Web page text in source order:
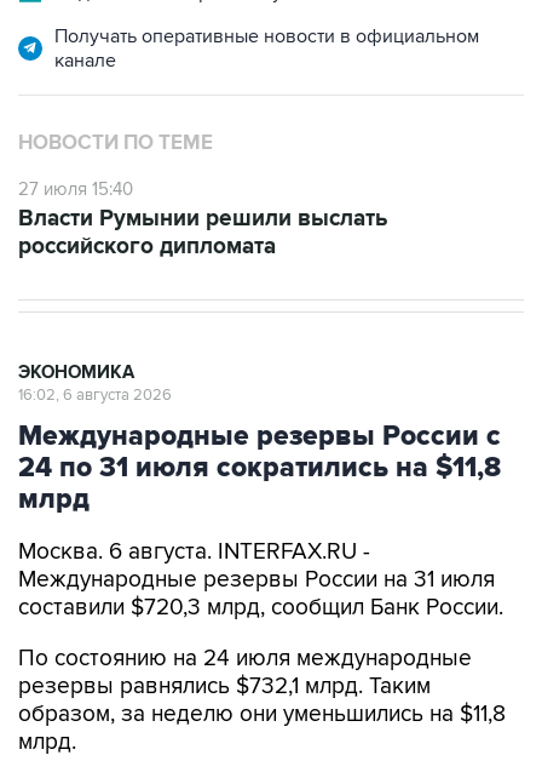
Получать оперативные новости в официальном
канале
НОВОСТИ ПО ТЕМЕ
27 июля 15:40
Власти Румынии решили выслать
российского дипломата
ЭКОНОМИКА
16:02, 6 августа 2026
Международные резервы России с
24 по 31 июля сократились на $11,8
млрд
Москва. 6 августа. INTERFAX.RU -
Международные резервы России на 31 июля
составили $720,3 млрд, сообщил Банк России.
По состоянию на 24 июля международные
резервы равнялись $732,1 млрд. Таким
образом, за неделю они уменьшились на $11,8
млрд.